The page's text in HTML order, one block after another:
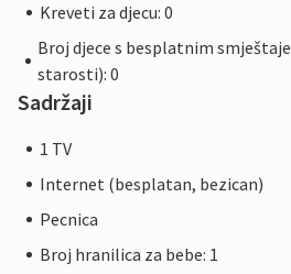
Kreveti za djecu: 0
Broj djece s besplatnim
starosti): 0
Sadržaji
1 TV
Internet (besplatan, bezican)
Pecnica
Broj hranilica za bebe: 1